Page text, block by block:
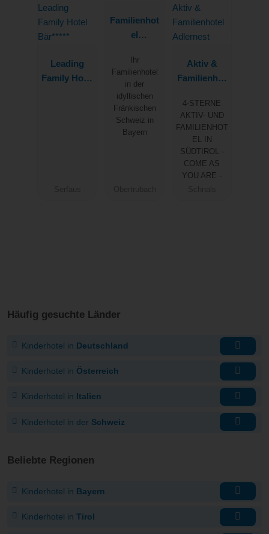
Leading
Family Hotel
Familienhot
el
of
Ihr
Familienhotel
in der
idyllischen
Fränkischen
Schweiz in
Bayern
Aktiv &
Familienhot
4-STERNE
AKTIV- UND
FAMILIENHOT
EL IN
SÜDTIROL -
COME AS
YOU ARE -​
Häufig gesuchte Länder
Kinderhotel in Deutschland
Kinderhotel in Österreich
Kinderhotel in Italien
Kinderhotel in der Schweiz
Beliebte Regionen
Kinderhotel in Bayern
Kinderhotel in Tirol